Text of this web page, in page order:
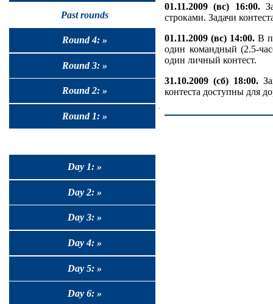
Past rounds
Round 4: »
Round 3: »
Round 2: »
Round 1: »
Day 1: »
Day 2: »
Day 3: »
Day 4: »
Day 5: »
Day 6: »
01.11.2009 (вс) 16:00.
строками. Задачи
01.11.2009 (вс) 14:00.В
один командный (2.5-
один личный контест.
31.10.2009 (сб) 18:00.
контеста доступны для